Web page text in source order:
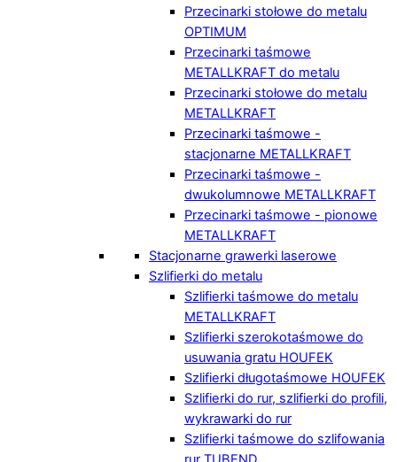
Przecinarki stołowe do metalu
OPTIMUM
Przecinarki taśmowe
METALLKRAFT do metalu
Przecinarki stołowe do metalu
METALLKRAFT
Przecinarki taśmowe -
stacjonarne METALLKRAFT
Przecinarki taśmowe -
dwukolumnowe METALLKRAFT
Przecinarki taśmowe - pionowe
METALLKRAFT
Stacjonarne grawerki laserowe
Szlifierki do metalu
Szlifierki taśmowe do metalu
METALLKRAFT
Szlifierki szerokotaśmowe do
usuwania gratu HOUFEK
Szlifierki długotaśmowe HOUFEK
Szlifierki do rur, szlifierki do profili,
wykrawarki do rur
Szlifierki taśmowe do szlifowania